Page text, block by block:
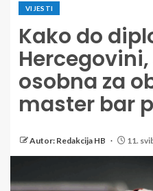
VIJESTI
Kako do
osobna za
master bar
Autor: Redakcija HB 11.